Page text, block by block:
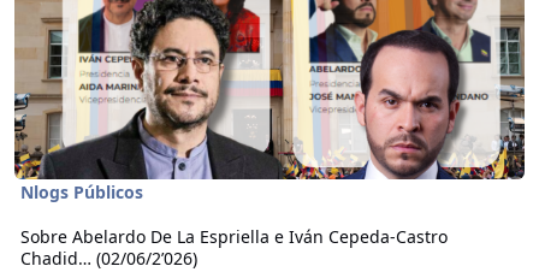
Nlogs Públicos
Sobre Abelardo De La Espriella e Iván Cepeda-Castro
Chadid… (02/06/2’026)